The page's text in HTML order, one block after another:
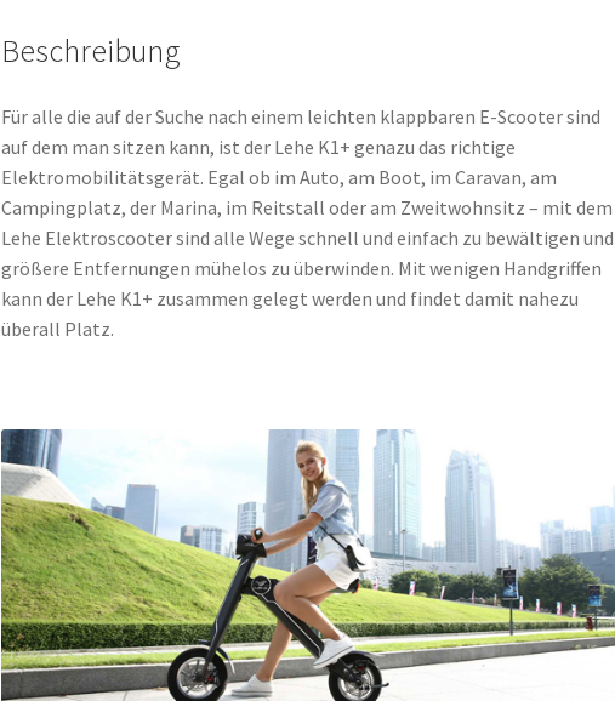
Beschreibung
Für alle die auf der Suche nach einem leichten klappbaren E-Scooter sind
auf dem man sitzen kann, ist der Lehe K1+ genazu das richtige
Elektromobilitätsgerät. Egal ob im Auto, am Boot, im Caravan, am
Campingplatz, der Marina, im Reitstall oder am Zweitwohnsitz – mit dem
Lehe Elektroscooter sind alle Wege schnell und einfach zu bewältigen und
größere Entfernungen mühelos zu überwinden. Mit wenigen Handgriffen
kann der Lehe K1+ zusammen gelegt werden und findet damit nahezu
überall Platz.